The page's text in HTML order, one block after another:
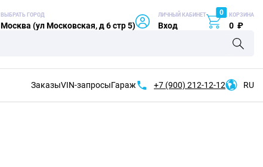
ВЫБРАТЬ ГОРОД
Москва (ул Московская, д 6 стр 5)
ЛИЧНЫЙ КАБИНЕТ
Вход
0 КОРЗИНА
0 ₽
ЗаказыVIN-запросыГараж +7 (900) 212-12-12 RU